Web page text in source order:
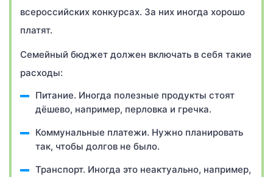
всероссийских конкурсах. За них иногда хорошо
платят.
Семейный бюджет должен включать в себя такие
расходы:
Питание. Иногда полезные продукты стоят
дёшево, например, перловка и гречка.
Коммунальные платежи. Нужно планировать
так, чтобы долгов не было.
Транспорт. Иногда это неактуально, например,